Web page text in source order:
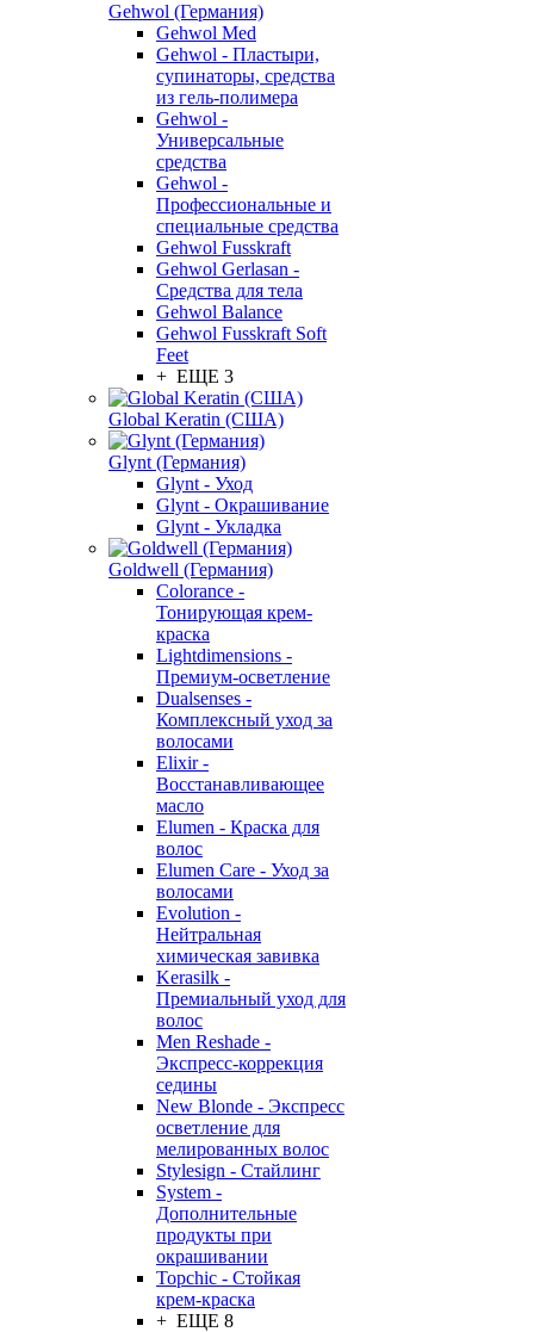
Gehwol (Германия)
Gehwol Med
Gehwol - Пластыри,
супинаторы, средства
из гель-полимера
Gehwol -
Универсальные
средства
Gehwol -
Профессиональные и
специальные средства
Gehwol Fusskraft
Gehwol Gerlasan -
Средства для тела
Gehwol Balance
Gehwol Fusskraft Soft
Feet
+ ЕЩЕ 3
Global Keratin (США)
Glynt (Германия)
Glynt - Уход
Glynt - Окрашивание
Glynt - Укладка
Goldwell (Германия)
Colorance -
Тонирующая крем-
краска
Lightdimensions -
Премиум-осветление
Dualsenses -
Комплексный уход за
волосами
Elixir -
Восстанавливающее
масло
Elumen - Краска для
волос
Elumen Care - Уход за
волосами
Evolution -
Нейтральная
химическая завивка
Kerasilk -
Премиальный уход для
волос
Men Reshade -
Экспресс-коррекция
седины
New Blonde - Экспресс
осветление для
мелированных волос
Stylesign - Стайлинг
System -
Дополнительные
продукты при
окрашивании
Topchic - Стойкая
крем-краска
+ ЕЩЕ 8